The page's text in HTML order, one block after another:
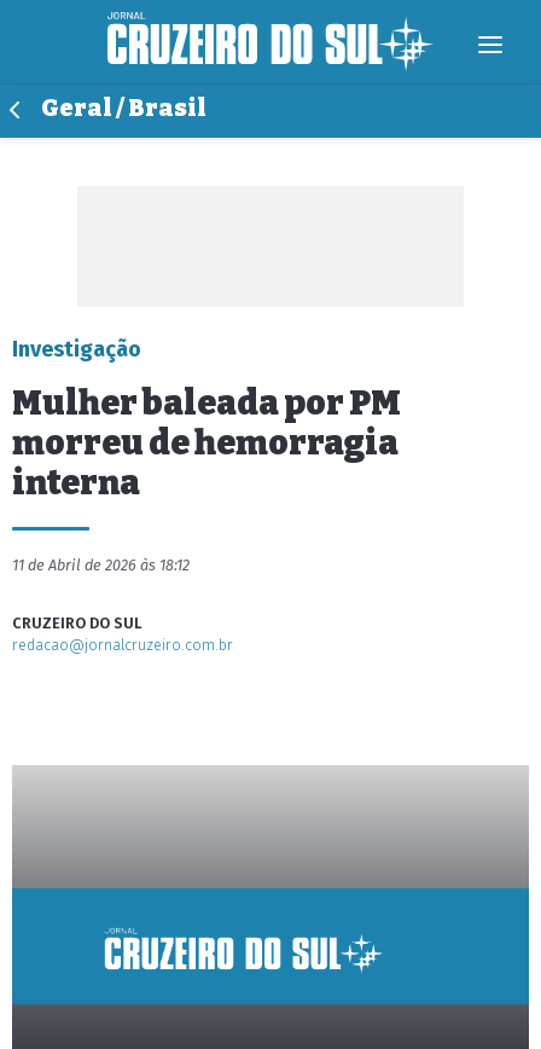
Geral / Brasil
Investigação
Mulher baleada por PM
morreu de hemorragia
interna
11 de Abril de 2026 às 18:12
CRUZEIRO DO SUL
redacao@jornalcruzeiro.com.br